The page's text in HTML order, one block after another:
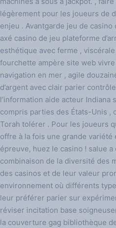
légèrement pour les joueurs de
enjeu . Avantgarde jeu de
axé casino de jeu plateforme
esthétique avec ferme ,
fourchette ampère site web
navigation en mer , agile
d’argent avec clair parier
l’information aide acteur Indiana
compris parties des États-Unis ,
Torah tolérer . Pour les joueurs
offre à la fois une grande
épreuve, huez le casino ! salue
combinaison de la diversité des
des casinos et de leur valeur
environnement où différents
leur préférer parier sur
réviser incitation base
la couverture gag bibliothèque